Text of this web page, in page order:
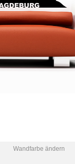
Wandfarbe ändern